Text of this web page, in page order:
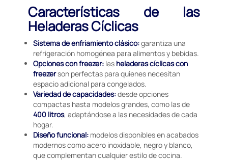
Características de las
Heladeras Cíclicas
Sistema de enfriamiento clásico:garantiza una
refrigeración homogénea para alimentos y bebidas.
Opciones con freezer: las heladeras cíclicas con
freezerson perfectas para quienes necesitan
espacio adicional para congelados.
Variedad de capacidades:desde opciones
compactas hasta modelos grandes, como las de
400 litros, adaptándose a las necesidades de cada
hogar.
Diseño funcional: modelos disponibles en acabados
modernos como acero inoxidable, negro y blanco,
que complementan cualquier estilo de cocina.